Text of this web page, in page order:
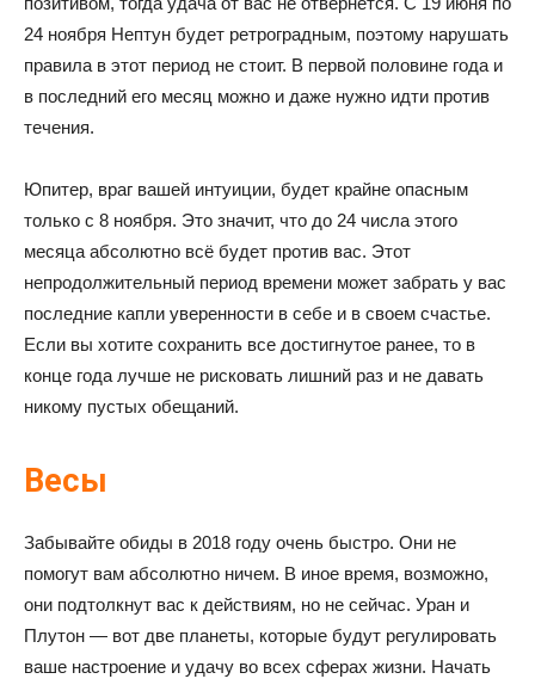
24 ноября Нептун будет ретроградным, поэтому нарушать
правила в этот период не стоит. В первой половине года и
в последний его месяц можно и даже нужно идти против
течения.
Юпитер, враг вашей интуиции, будет крайне опасным
только с 8 ноября. Это значит, что до 24 числа этого
месяца абсолютно всё будет против вас. Этот
непродолжительный период времени может забрать у вас
последние капли уверенности в себе и в своем счастье.
Если вы хотите сохранить все достигнутое ранее, то в
конце года лучше не рисковать лишний раз и не давать
никому пустых обещаний.
Весы
Забывайте обиды в 2018 году очень быстро. Они не
помогут вам абсолютно ничем. В иное время, возможно,
они подтолкнут вас к действиям, но не сейчас. Уран и
Плутон — вот две планеты, которые будут регулировать
ваше настроение и удачу во всех сферах жизни. Начать